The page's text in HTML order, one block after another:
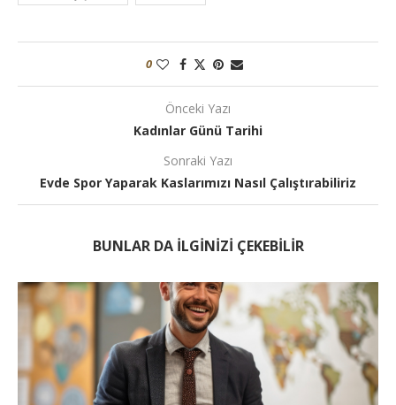
0
Önceki Yazı
Kadınlar Günü Tarihi
Sonraki Yazı
Evde Spor Yaparak Kaslarımızı Nasıl Çalıştırabiliriz
BUNLAR DA ILGINIZI ÇEKEBILIR